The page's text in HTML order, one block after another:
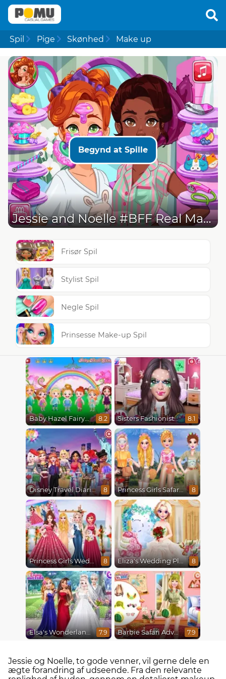
Spil Pige Skønhed Make up
Begynd at Spille
Jessie and Noelle #BFF Real Makeover
Frisør Spil
Stylist Spil
Negle Spil
Prinsesse Make-up Spil
Baby Hazel Fairyland Ballet 8.2 Sisters Fashionista Makeup 8.1
Disney Travel Diaries: City Break 8 Princess Girls Safari Trip 8
Princess Girls Wedding Trip 8 Eliza's Wedding Planner 8
Elsa's Wonderland Wedding 7.9 Barbie Safari Adventure 7.9
Jessie og Noelle, to gode venner, vil gerne dele en
ægte forandring af udseende. Fra den relevante